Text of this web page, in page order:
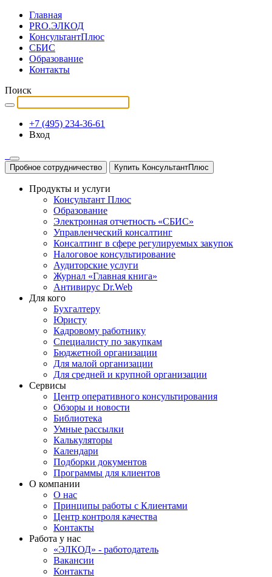
Главная
PRO.ЭЛКОД
КонсультантПлюс
СБИС
Образование
Контакты
Поиск
+7 (495) 234-36-61
Вход
Пробное сотрудничество Купить КонсультантПлюс
Продукты и услуги
Консультант Плюс
Образование
Электронная отчетность «СБИС»
Управленческий консалтинг
Консалтинг в сфере регулируемых закупок
Налоговое консультирование
Аудиторские услуги
Журнал «Главная книга»
Антивирус Dr.Web
Для кого
Бухгалтеру
Юристу
Кадровому работнику
Специалисту по закупкам
Бюджетной организации
Для малой организации
Для средней и крупной организации
Сервисы
Центр оперативного консультирования
Обзоры и новости
Библиотека
Умные рассылки
Калькуляторы
Календари
Подборки документов
Программы для клиентов
О компании
О нас
Принципы работы с Клиентами
Центр контроля качества
Контакты
Работа у нас
«ЭЛКОД» - работодатель
Вакансии
Контакты